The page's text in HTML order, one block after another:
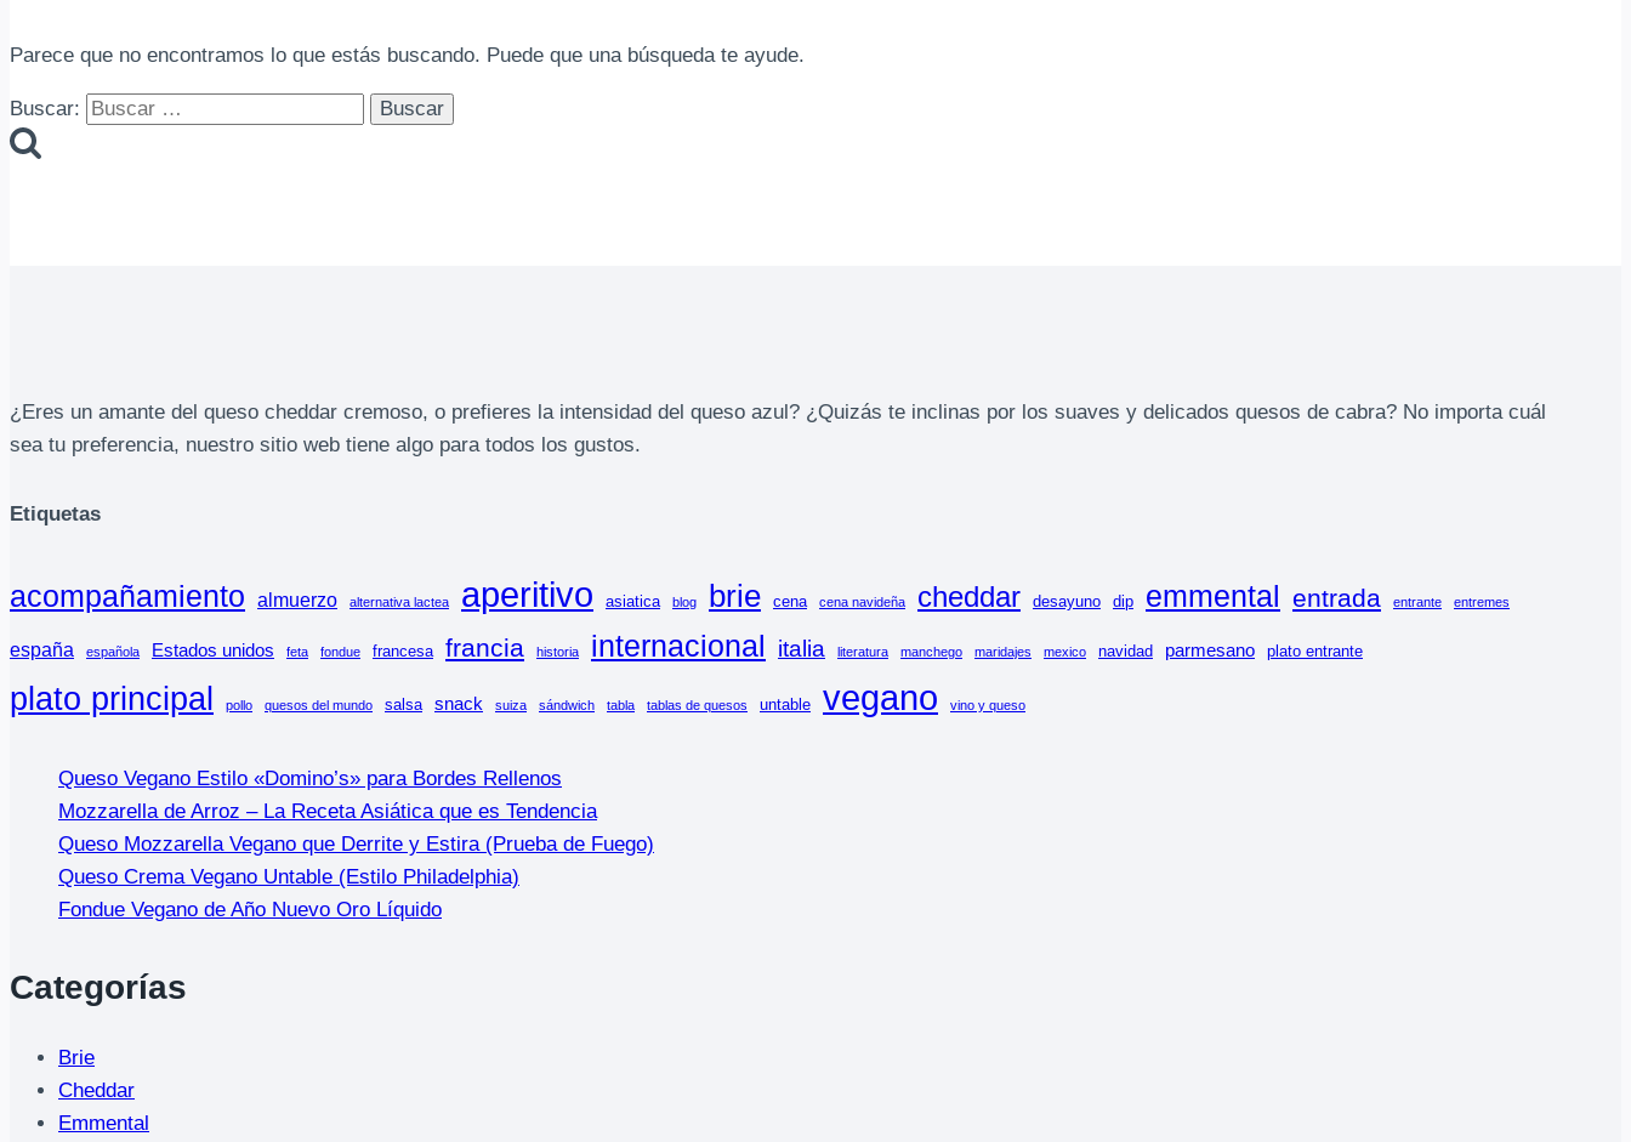
Parece que no encontramos lo que estás buscando. Puede que una búsqueda te ayude.
Buscar:
¿Eres un amante del queso cheddar cremoso, o prefieres la intensidad del queso azul? ¿Quizás te inclinas por los suaves y delicados quesos de cabra? No importa cuál
sea tu preferencia, nuestro sitio web tiene algo para todos los gustos.
Etiquetas
acompañamiento almuerzo alternativa lactea aperitivo asiatica blog brie cena cena navideña cheddar desayuno dip emmental entrada entrante entremes
españa española Estados unidos feta fondue francesa francia historia internacional italia literatura manchego maridajes mexico navidad parmesano plato entrante
plato principal pollo quesos del mundo salsa snack suiza sándwich tabla tablas de quesos untable vegano vino y queso
Queso Vegano Estilo «Domino’s» para Bordes Rellenos
Mozzarella de Arroz – La Receta Asiática que es Tendencia
Queso Mozzarella Vegano que Derrite y Estira (Prueba de Fuego)
Queso Crema Vegano Untable (Estilo Philadelphia)
Fondue Vegano de Año Nuevo Oro Líquido
Categorías
Brie
Cheddar
Emmental